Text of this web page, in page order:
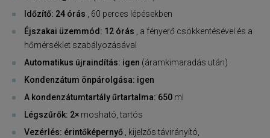
Időzítő: 24 órás
, 60 perces lépésekben
Éjszakai üzemmód: 12 órás
, a fényerő csökkentésével és a
hőmérséklet szabályozásával
Automatikus újraindítás: igen (áramkimaradás után)
Kondenzátum önpárolgása: igen
A kondenzátumtartály űrtartalma: 650 ml
Légszűrők: 2× mosható, tartós
Vezérlés: érintőképernyő
, kijelzős távirányító,